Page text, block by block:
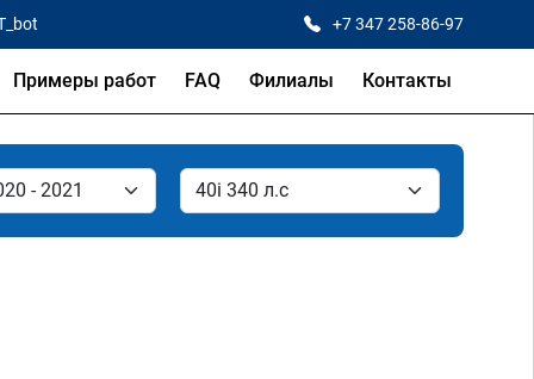
+7 347 258-86-97
Примеры работ FAQ Филиалы Контакты